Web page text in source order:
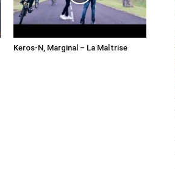
Keros-N, Marginal – La Maîtrise